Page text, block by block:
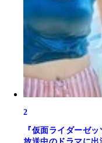
2
『仮面ライダーゼ